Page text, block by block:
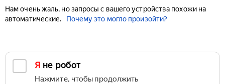
Нам очень жаль, но запросы с вашего устройства похожи на
автоматические.
Почему это могло произойти?
Я не робот
Нажмите, чтобы продолжить